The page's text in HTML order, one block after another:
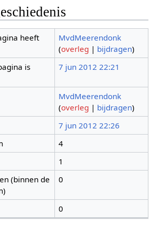
heeft
MvdMeerendonk
(overleg | bijdragen)
is
7 jun 2012 22:21
MvdMeerendonk
(overleg | bijdragen)
7 jun 2012 22:26
4
1
(binnen de
0
0